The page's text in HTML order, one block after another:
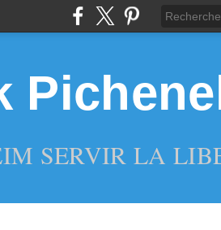
SERVIR LA